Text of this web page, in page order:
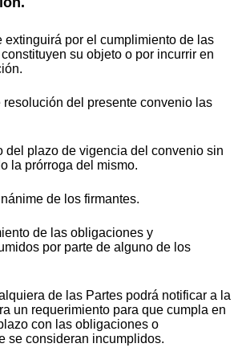
extinguirá por el cumplimiento de las
su objeto o por incurrir en
resolución del presente convenio las
plazo de vigencia del convenio sin
la prórroga del mismo.
de los firmantes.
de las obligaciones y
por parte de alguno de los
de las Partes podrá notificar a la
un requerimiento para que cumpla en
con las obligaciones o
se consideran incumplidos.